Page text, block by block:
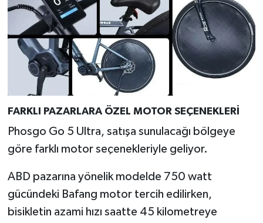
FARKLI PAZARLARA ÖZEL MOTOR SEÇENEKLERİ
Phosgo Go 5 Ultra, satışa sunulacağı bölgeye
göre farklı motor seçenekleriyle geliyor.
ABD pazarına yönelik modelde 750 watt
gücündeki Bafang motor tercih edilirken,
bisikletin azami hızı saatte 45 kilometreye
Yaşam
Yemek Tarifleri